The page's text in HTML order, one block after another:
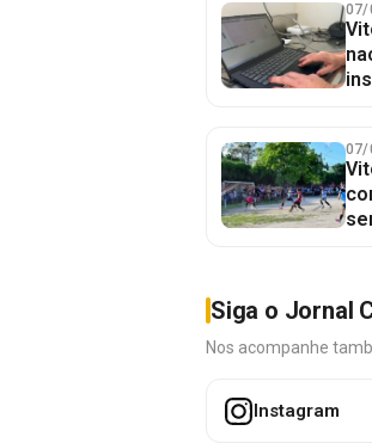
07/
07/
Siga o Jornal
Nos acompanhe
Instagram